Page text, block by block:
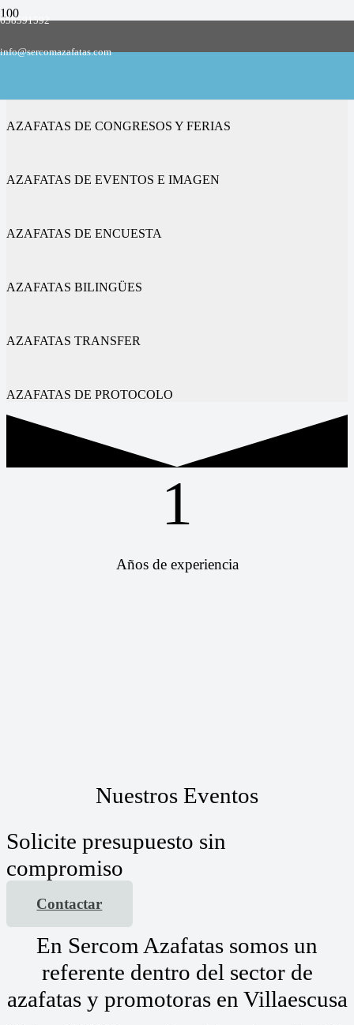
658591592
info@sercomazafatas.com
AZAFATAS DE CONGRESOS Y FERIAS
AZAFATAS DE EVENTOS E IMAGEN
AZAFATAS DE ENCUESTA
AZAFATAS BILINGÜES
AZAFATAS TRANSFER
AZAFATAS DE PROTOCOLO
1
Años de experiencia
Nuestros Eventos
Solicite presupuesto sin
compromiso
Contactar
En Sercom Azafatas somos un
referente dentro del sector de
azafatas y promotoras en Villaescusa